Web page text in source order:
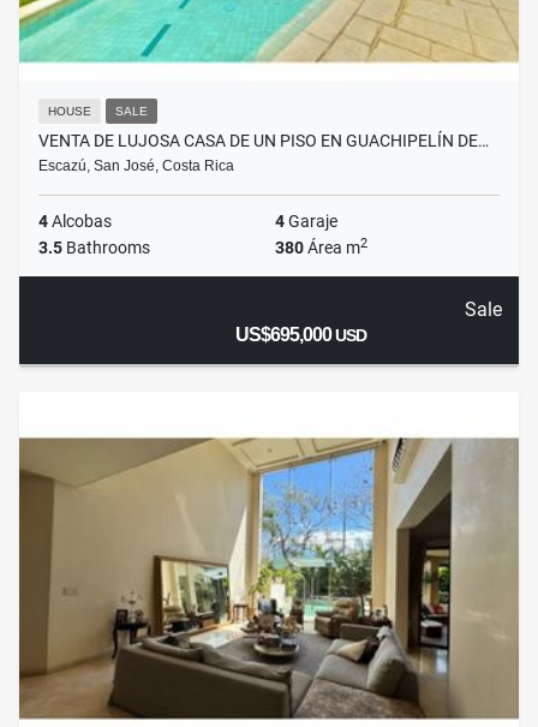
HOUSE SALE
VENTA DE LUJOSA CASA DE UN PISO EN GUACHIPELÍN DE…
Escazú, San José, Costa Rica
4Alcobas 4Garaje
3.5 Bathrooms 380Área m2
Sale
US$695,000USD